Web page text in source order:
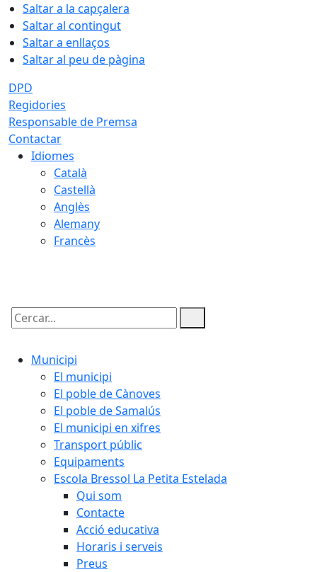
Saltar a la capçalera
Saltar al contingut
Saltar a enllaços
Saltar al peu de pàgina
DPD
Regidories
Responsable de Premsa
Contactar
Idiomes
Català
Castellà
Anglès
Alemany
Francès
Cercar:
Municipi
El municipi
El poble de Cànoves
El poble de Samalús
El municipi en xifres
Transport públic
Equipaments
Escola Bressol La Petita Estelada
Qui som
Contacte
Acció educativa
Horaris i serveis
Preus